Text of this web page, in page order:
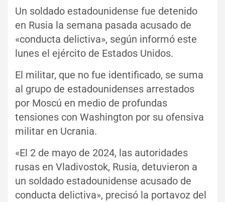
Un soldado estadounidense fue detenido
en Rusia la semana pasada acusado de
«conducta delictiva», según informó este
lunes el ejército de Estados Unidos.
El militar, que no fue identificado, se suma
al grupo de estadounidenses arrestados
por Moscú en medio de profundas
tensiones con Washington por su ofensiva
militar en Ucrania.
«El 2 de mayo de 2024, las autoridades
rusas en Vladivostok, Rusia, detuvieron a
un soldado estadounidense acusado de
conducta delictiva», precisó la portavoz del